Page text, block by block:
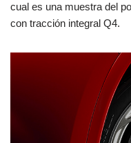
cual es una muestra del
con tracción integral Q4.